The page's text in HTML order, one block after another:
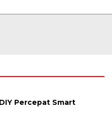
Percepat Smart